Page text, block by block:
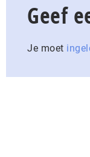
Geef
Je moet